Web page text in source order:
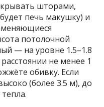
шторами,
печь макушку) и
потолочной
— на уровне 1.5–1.8
не менее 1
обивку. Если
(более 3.5 м), до